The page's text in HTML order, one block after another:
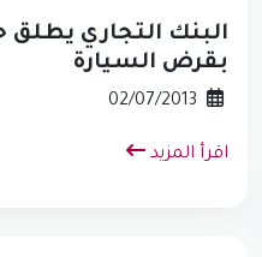
البنك التجاري
بقرض السيارة
اقرأ المزيد